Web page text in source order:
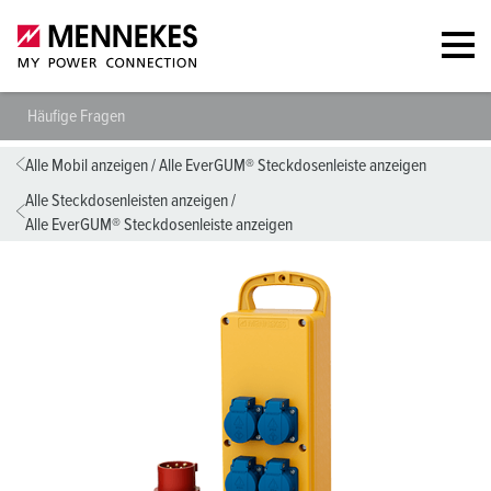
Häufige Fragen
Alle Mobil anzeigen/Alle EverGUM® Steckdosenleiste anzeigen
Alle Steckdosenleisten anzeigen/
Alle EverGUM® Steckdosenleiste anzeigen